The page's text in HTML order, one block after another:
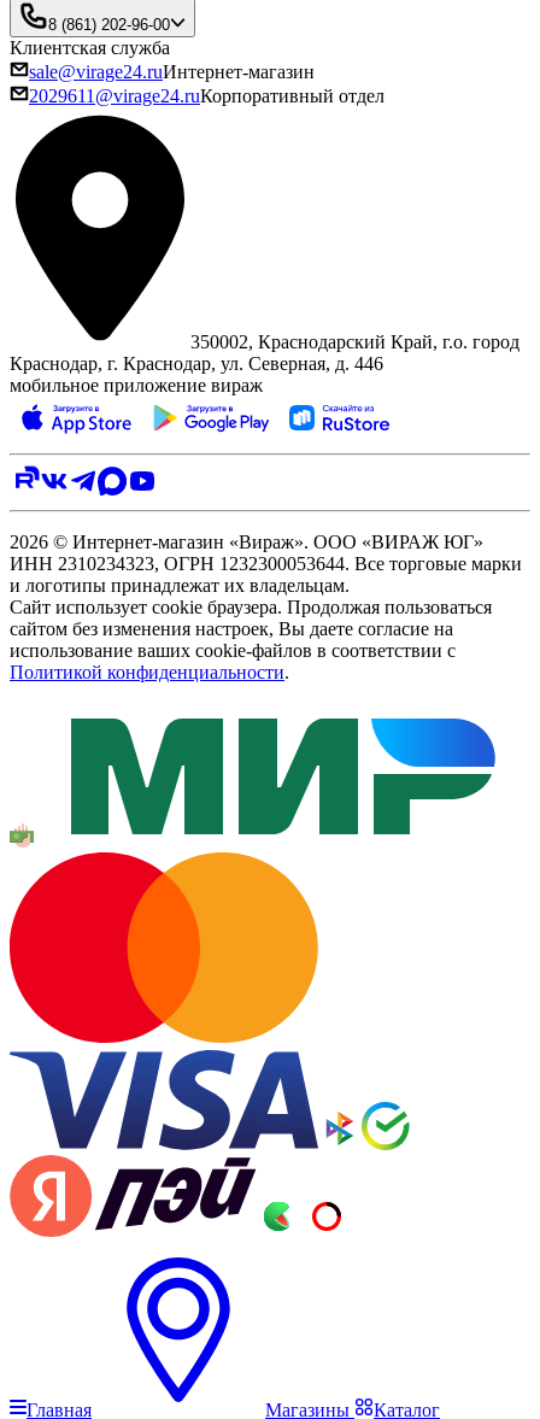
8 (861) 202-96-00
Клиентская служба
sale@virage24.ruИнтернет-магазин
2029611@virage24.ruКорпоративный отдел
350002, Краснодарский Край, г.о. город
Краснодар, г. Краснодар, ул. Северная, д. 446
мобильное приложение вираж
2026 © Интернет-магазин «Вираж». ООО «ВИРАЖ ЮГ»
ИНН 2310234323, ОГРН 1232300053644. Все торговые марки
и логотипы принадлежат их владельцам.
Сайт использует cookie браузера. Продолжая пользоваться
сайтом без изменения настроек, Вы даете согласие на
использование ваших cookie-файлов в соответствии с
Политикой конфиденциальности.
Главная Магазины Каталог